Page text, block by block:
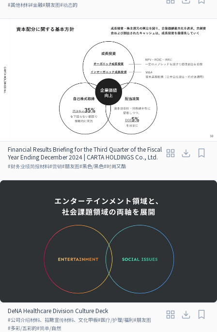
#其他材料#金融#朋友图#动态的
Financial Results Briefing for the Third Quarter of the Fiscal
Year Ending December 2024 | CARTA HOLDINGS Co., Ltd.
#财务业绩简报材料#营销#朋友图#黑色/黑色#时尚又酷
DeNA Healthcare Division Culture Deck
#公司介绍材料、招聘宣传材料、文化甲板#医疗/护理/福利#朋友图
#多彩/五彩的#简单/自然